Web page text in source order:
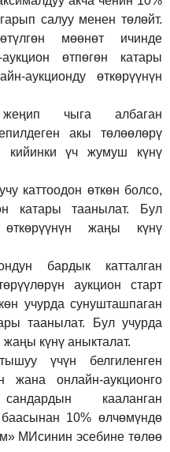
салуу менен төлөйт.
мөөнөт ичинде
өтпөгөн катары
аукционду өткөрүүнүн
жеңип чыга албаган
акы төлөөлөрү
кийинки үч жумуш күнү
каттоодон өткөн болсо,
катары таанылат.
Бул
өткөрүүнүн жаңы күнү
бардык катталган
аукцион старт
учурда сунушташпаган
таанылат. Бул учурда
күнү аныкталат.
үчүн белгиленген
жана онлайн-аукционго
кааланган
10% өлчөмүндө
МИсинин эсебине төлөө